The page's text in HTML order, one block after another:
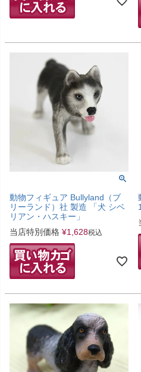
動物フィギュア Bullyland（ブ
リーランド）社 製造 「犬 シベ
リアン・ハスキー」
当店特別価格 ¥1,628税込